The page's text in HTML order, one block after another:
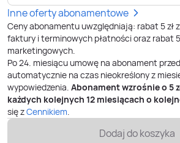
Inne oferty abonamentowe
Ceny abonamentu uwzględniają: rabat 5 zł
faktury i terminowych płatności oraz rabat
marketingowych.
Po24. miesiącu umowę na abonament
automatycznie na czas nieokreślony z
wypowiedzenia. Abonament wzrośnie o 5
każdych kolejnych 12 miesiącach o
się zCennikiem.
Dodaj do koszyka